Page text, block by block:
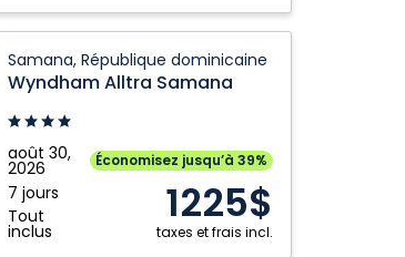
Samana, République dominicaine
Wyndham Alltra Samana
août 30,
2026
7 jours
Tout
inclus
Économisez jusqu’à 39%
1225$
taxes et frais incl.
Alltra
Samana:
Samana,
République
dominicaine